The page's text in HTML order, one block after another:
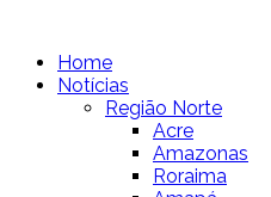
Home
Notícias
Região Norte
Acre
Amazonas
Roraima